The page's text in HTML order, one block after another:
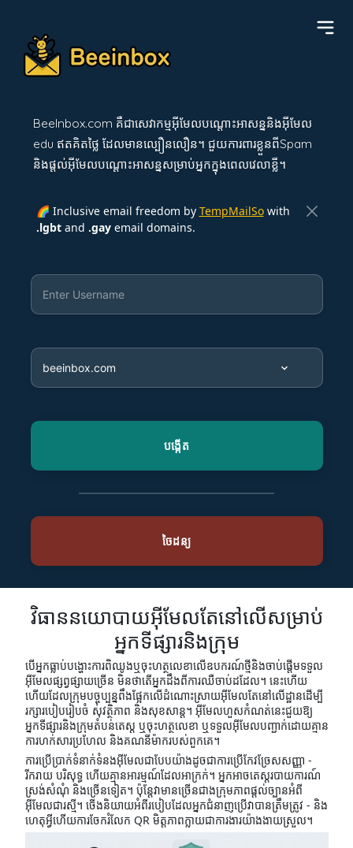
BeeInbox.com គឺជាសេវាកម្មអ៊ីមែលបណ្ដោះអាសន្ននិងអ៊ីមែល
edu ឥតគិតថ្លៃ ដែលមានល្បឿនលឿន។ ជួយការពារខ្លួនពីSpam
និង​ផ្តល់អ៊ីមែលបណ្ដោះអាសន្នសម្រាប់អ្នកក្នុងពេលវេលាខ្លី។
🌈 Inclusive email freedom by TempMailSowith
.lgbtand .gayemail domains.
វិធាននយោបាយអ៊ីមែល​តែនៅលើសម្រាប់
អ្នកទីផ្សារនិងក្រុម
បើអ្នកធ្លាប់បង្ហោះការពិឈូងឬចុះហត្ថលេខាលើឧបករណ៍ថ្មីនិងចាប់ផ្តើមទទួល
អ៊ីមែលផ្សព្វផ្សាយច្រើន មិនថាតើអ្នកដឹងពីការឈឺចាប់ដដែល។ នេះហើយ
ហើយដែលក្រុមបច្ចុប្បន្នពឹងផ្អែកលើដំណោះស្រាយអ៊ីមែល​តែនៅលើដ្ឋានដើម្បី
រក្សារបៀបរៀបចំ សុវត្ថិភាព និងសុខសាន្ត។ អ៊ីមែលហួសកំណត់នេះជួយឱ្យ
អ្នកទីផ្សារនិងក្រុមតំបន់តេស្ត ឬចុះហត្ថលេខា ឬទទួលអ៊ីមែលបញ្ជាក់ដោយគ្មាន
ការហក់សារប្រហែល និងគណនីម៉ាករបស់ពួកគេ។
ការប្រើប្រាក់ទំនាក់ទំនងអ៊ីមែលជាបែបយ៉ាងដូចជាការប្រើកែវច្រែសសញ្ញា -
រីករាយ បរិសុទ្ធ ហើយគ្មានអារម្មណ៍ដែលអាក្រក់។ អ្នកអាចតេស្តរបាយការណ៍
ស្រង់សំណុំ និងច្រើនទៀត។ ប៉ុន្តែវាមានច្រើនជាងក្រុមភាពផ្ដល់ច្បានអំពី
អ៊ីមែលជារស្មី។ ចើងនិយាយអំពីរបៀបដែលអ្នកជំនាញប្រើវាបានត្រឹមត្រូវ - និង
ហេតុអ្វីហើយការចែករំលែក QR មិត្តភាពក្លាយជាការងារយ៉ាងងាយស្រួល។